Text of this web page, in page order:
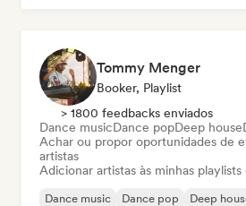
Tommy Menger
Booker, Playlist
> 1800 feedbacks enviados
Dance musicDance popDeep house
Achar ou propor oportunidades de
artistas
Adicionar artistas às minhas
Dance music Dance pop Deep